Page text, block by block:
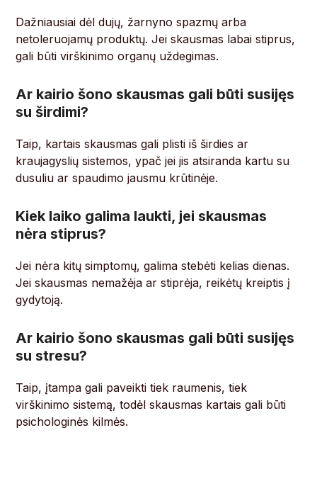
Dažniausiai dėl dujų, žarnyno spazmų arba
netoleruojamų produktų. Jei skausmas labai stiprus,
gali būti virškinimo organų uždegimas.
Ar kairio šono skausmas gali būti susijęs
su širdimi?
Taip, kartais skausmas gali plisti iš širdies ar
kraujagyslių sistemos, ypač jei jis atsiranda kartu su
dusuliu ar spaudimo jausmu krūtinėje.
Kiek laiko galima laukti, jei skausmas
nėra stiprus?
Jei nėra kitų simptomų, galima stebėti kelias dienas.
Jei skausmas nemažėja ar stiprėja, reikėtų kreiptis į
gydytoją.
Ar kairio šono skausmas gali būti susijęs
su stresu?
Taip, įtampa gali paveikti tiek raumenis, tiek
virškinimo sistemą, todėl skausmas kartais gali būti
psichologinės kilmės.